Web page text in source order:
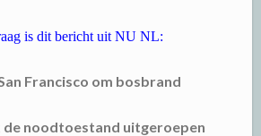
is dit bericht uit NU NL:
Francisco om bosbrand
noodtoestand uitgeroepen